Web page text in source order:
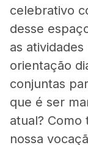
celebrativo
desse
as
orientação
conjuntas
que é ser
atual? Como
nossa